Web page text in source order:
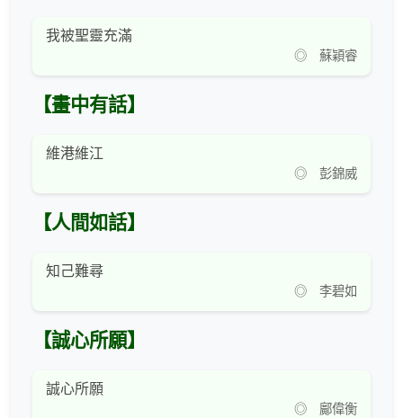
我被聖靈充滿
◎ 蘇穎睿
【畫中有話】
維港維江
◎ 彭錦威
【人間如話】
知己難尋
◎ 李碧如
【誠心所願】
誠心所願
◎ 鄺偉衡